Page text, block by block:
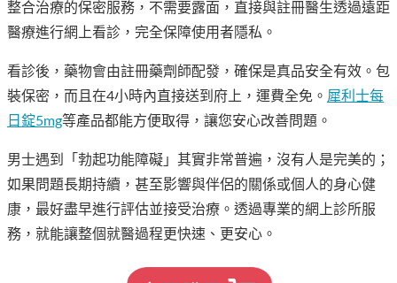
整合治療的保密服務，不需要露面，直接與註冊醫生透過遠距
醫療進行網上看診，完全保障使用者隱私。
看診後，藥物會由註冊藥劑師配發，確保是真品安全有效。包
裝保密，而且在4小時內直接送到府上，運費全免。 犀利士每
日錠5mg等產品都能方便取得，讓您安心改善問題。
男士遇到「勃起功能障礙」其實非常普遍，沒有人是完美的；
如果問題長期持續，甚至影響與伴侶的關係或個人的身心健
康，最好盡早進行評估並接受治療。透過專業的網上診所服
務，就能讓整個就醫過程更快速、更安心。